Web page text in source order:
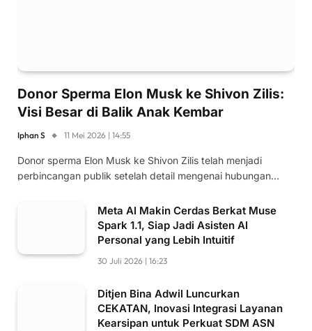
Donor Sperma Elon Musk ke Shivon Zilis:
Visi Besar di Balik Anak Kembar
Iphan S 11 Mei 2026 | 14:55
Donor sperma Elon Musk ke Shivon Zilis telah menjadi
perbincangan publik setelah detail mengenai hubungan…
Meta AI Makin Cerdas Berkat Muse
Spark 1.1, Siap Jadi Asisten AI
Personal yang Lebih Intuitif
30 Juli 2026 | 16:23
Ditjen Bina Adwil Luncurkan
CEKATAN, Inovasi Integrasi Layanan
Kearsipan untuk Perkuat SDM ASN